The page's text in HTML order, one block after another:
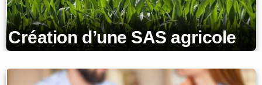
Création d’une SAS agricole